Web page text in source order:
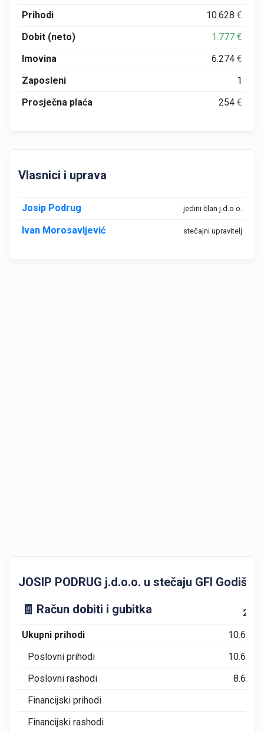
Prihodi 10.628€
Dobit (neto)
1.777€
Imovina
6.274€
Zaposleni
1
Prosječna plaća
254€
Vlasnici i uprava
Josip Podrug jedini član j.d.o.o.
Ivan Morosavljević stečajni upravitelj
JOSIP PODRUG j.d.o.o. u stečaju GFI
🧾 Račun dobiti i gubitka
2018
Ukupni prihodi
10.628
Poslovni prihodi
10.628
Poslovni rashodi
8.609
Financijski prihodi
Financijski rashodi